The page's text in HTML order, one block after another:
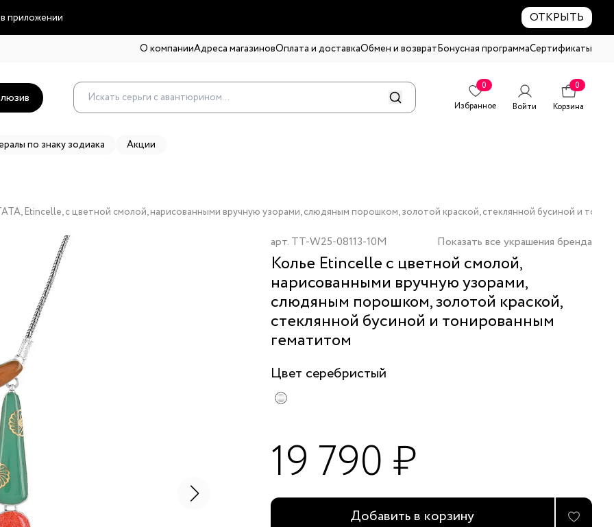
приложении ОТКРЫТЬ
О компанииАдреса магазиновОплата и доставкаОбмен и возвратБонусная программаСертификаты
0
Избранное
Войти
0
Корзина
по знаку зодиака Акции
Etincelle, с цветной смолой, нарисованными вручную узорами, слюдяным порошком, золотой краской, стеклянной бусиной и
арт. TT-W25-08113-10M Показать все украшения бренда
Колье Etincelle с цветной смолой,
нарисованными вручную узорами,
слюдяным порошком, золотой краской,
стеклянной бусиной и тонированным
гематитом
Цвет серебристый
19 790 ₽
Добавить в корзину